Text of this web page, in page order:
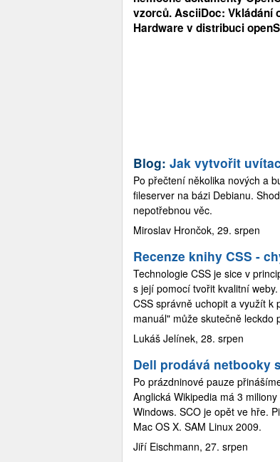
vzorců. AsciiDoc: Vkládání
Hardware v distribuci
Blog: Jak vytvořit
Po přečtení několika nových a
fileserver na bázi Debianu.
nepotřebnou věc.
Miroslav Hrončok, 29. srpen
Recenze knihy CSS -
Technologie CSS je sice v
s její pomocí tvořit kvalitní
CSS správně uchopit a využít
manuál" může skutečně
Lukáš Jelínek, 28. srpen
Dell prodává netbooky
Po prázdninové pauze
Anglická Wikipedia má 3
Windows. SCO je opět ve hře.
Mac OS X. SAM Linux 2009.
Jiří Eischmann, 27. srpen